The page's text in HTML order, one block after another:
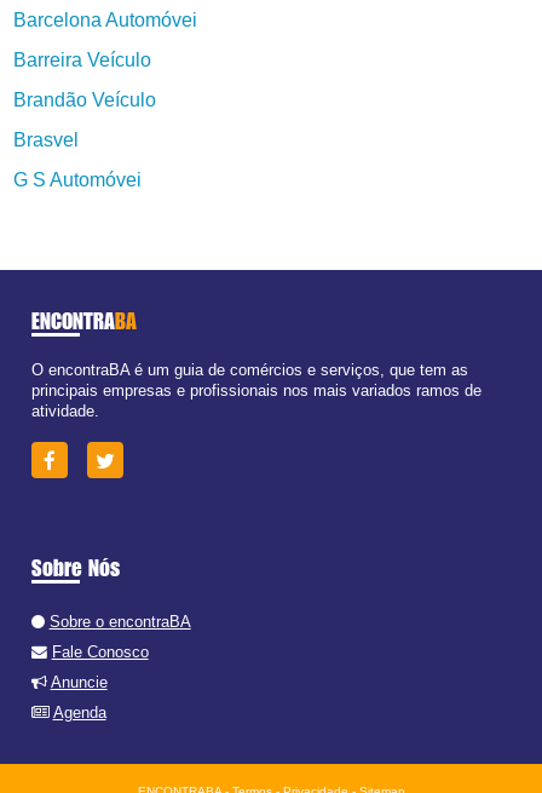
Barcelona Automóvei
Barreira Veículo
Brandão Veículo
Brasvel
G S Automóvei
ENCONTRABA
O encontraBA é um guia de comércios e serviços, que tem as
principais empresas e profissionais nos mais variados ramos de
atividade.
Sobre Nós
Sobre o encontraBA
Fale Conosco
Anuncie
Agenda